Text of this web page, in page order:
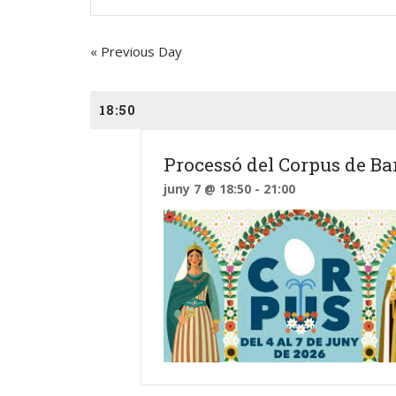
and
Navigation
« Previous Day
18:50
Processó del Corpus de
juny 7 @ 18:50 - 21:00
Contacte
gegants@gegantsbcn.org
https://gegantsbcn.cat
Coordinadora de Colles
Geganters de Barcelona
C/Duran i Bas, 16
08002 – Barcelona